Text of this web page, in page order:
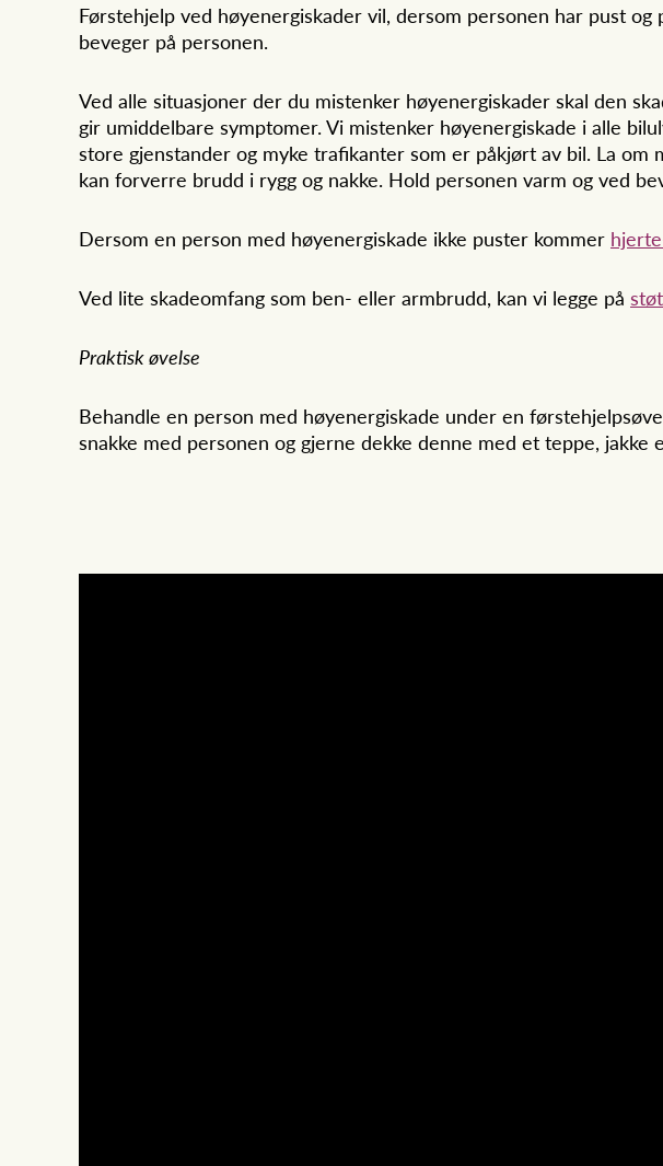
Førstehjelp ved høyenergiskader vil, dersom personen har pust
beveger på personen.
Ved alle situasjoner der du mistenker høyenergiskader skal den
gir umiddelbare symptomer. Vi mistenker høyenergiskade i alle
store gjenstander og myke trafikanter som er påkjørt av bil. La
kan forverre brudd i rygg og nakke. Hold personen varm og ved
Dersom en person med høyenergiskade ikke puster kommer
Ved lite skadeomfang som ben- eller armbrudd, kan vi legge på
Praktisk øvelse
Behandle en person med høyenergiskade under en
snakke med personen og gjerne dekke denne med et teppe,